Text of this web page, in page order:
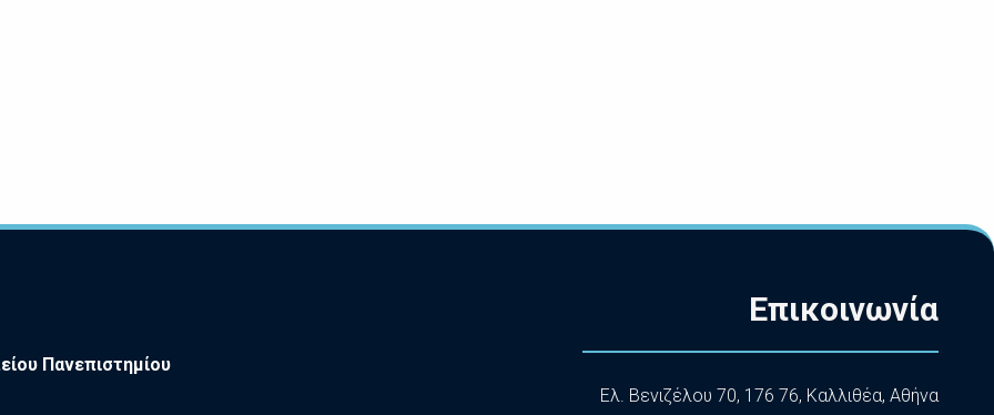
Πανεπιστημίου
Επικοινωνία
Ελ. Βενιζέλου 70, 176 76, Καλλιθέα, Αθήνα